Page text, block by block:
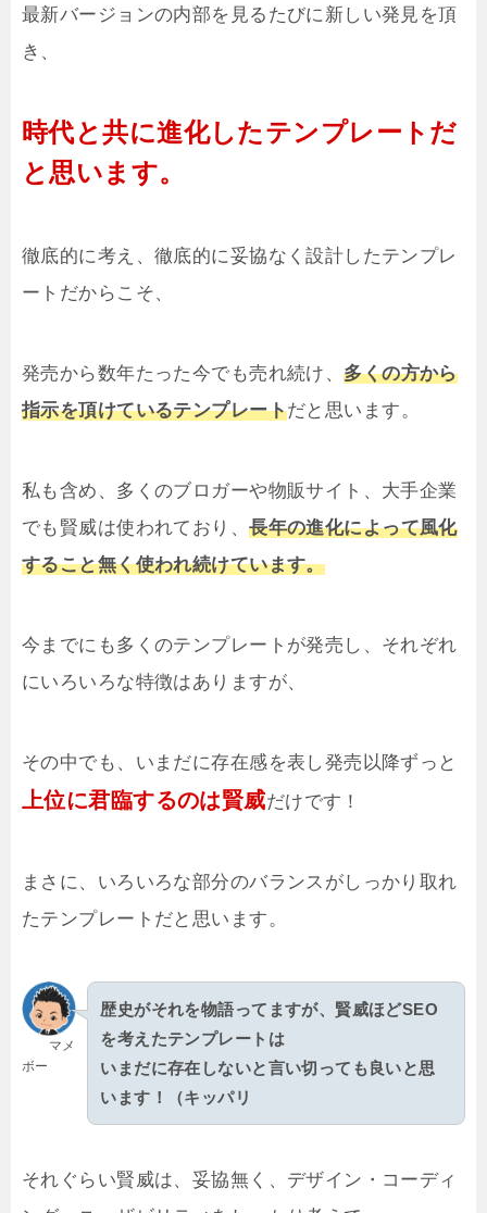
最新バージョンの内部を見るたびに新しい発見を頂
き、
時代と共に進化したテンプレートだ
と思います。
徹底的に考え、徹底的に妥協なく設計したテンプレ
ートだからこそ、
発売から数年たった今でも売れ続け、多くの方から
指示を頂けているテンプレートだと思います。
私も含め、多くのブロガーや物販サイト、大手企業
でも賢威は使われており、長年の進化によって風化
すること無く使われ続けています。
今までにも多くのテンプレートが発売し、それぞれ
にいろいろな特徴はありますが、
その中でも、いまだに存在感を表し発売以降ずっと
上位に君臨するのは賢威だけです！
まさに、いろいろな部分のバランスがしっかり取れ
たテンプレートだと思います。
マメ
ボー
歴史がそれを物語ってますが、賢威ほどSEO
を考えたテンプレートは
いまだに存在しないと言い切っても良いと思
います！（キッパリ
それぐらい賢威は、妥協無く、デザイン・コーディ